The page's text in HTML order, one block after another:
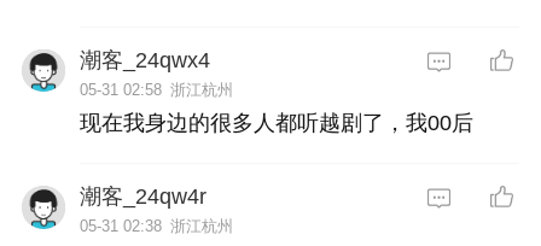
潮客_24qwx4
05-31 02:58 浙江杭州
现在我身边的很多人都听越剧了，我00后
潮客_24qw4r
05-31 02:38 浙江杭州